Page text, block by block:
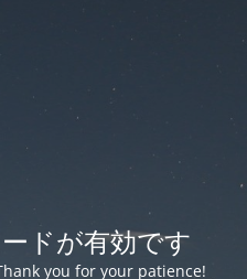
ドが有効です
you for your patience!